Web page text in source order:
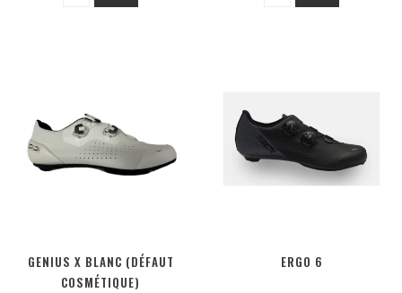
GENIUS X BLANC (DÉFAUT
COSMÉTIQUE)
ERGO 6